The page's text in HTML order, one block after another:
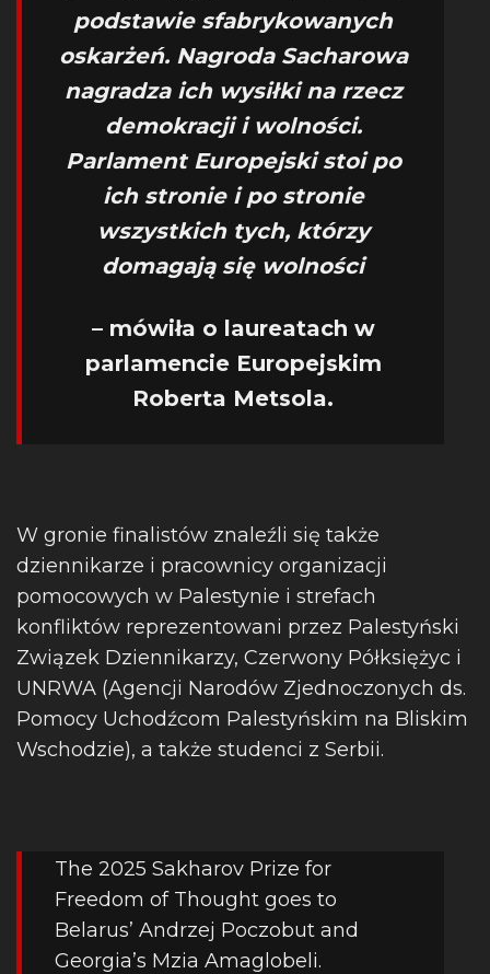
podstawie sfabrykowanych
oskarżeń. Nagroda Sacharowa
nagradza ich wysiłki na rzecz
demokracji i wolności.
Parlament Europejski stoi po
ich stronie i po stronie
wszystkich tych, którzy
domagają się wolności
– mówiła o laureatach w
parlamencie Europejskim
Roberta Metsola.
W gronie finalistów znaleźli się także
dziennikarze i pracownicy organizacji
pomocowych w Palestynie i strefach
konfliktów reprezentowani przez Palestyński
Związek Dziennikarzy, Czerwony Półksiężyc i
UNRWA (Agencji Narodów Zjednoczonych ds.
Pomocy Uchodźcom Palestyńskim na Bliskim
Wschodzie), a także studenci z Serbii.
The 2025 Sakharov Prize for
Freedom of Thought goes to
Belarus’ Andrzej Poczobut and
Georgia’s Mzia Amaglobeli.